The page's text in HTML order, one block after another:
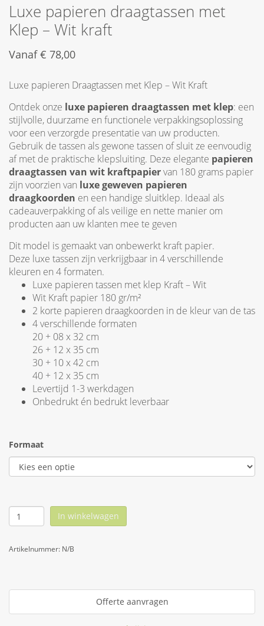
Luxe papieren draagtassen met
Klep – Wit kraft
Vanaf€ 78,00
Luxe papieren Draagtassen met Klep – Wit Kraft
Ontdek onze luxe papieren draagtassen met klep: een
stijlvolle, duurzame en functionele verpakkingsoplossing
voor een verzorgde presentatie van uw producten.
Gebruik de tassen als gewone tassen of sluit ze eenvoudig
af met de praktische klepsluiting. Deze elegante papieren
draagtassen van wit kraftpapiervan 180 grams papier
zijn voorzien van luxe geweven papieren
draagkoorden en een handige sluitklep. Ideaal als
cadeauverpakking of als veilige en nette manier om
producten aan uw klanten mee te geven
Dit model is gemaakt van onbewerkt kraft papier.
Deze luxe tassen zijn verkrijgbaar in 4 verschillende
kleuren en 4 formaten.
Luxe papieren tassen met klep Kraft – Wit
Wit Kraft papier 180 gr/m²
2 korte papieren draagkoorden in de kleur van de tas
4 verschillende formaten
20 + 08 x 32 cm
26 + 12 x 35 cm
30 + 10 x 42 cm
40 + 12 x 35 cm
Levertijd 1-3 werkdagen
Onbedrukt én bedrukt leverbaar
Formaat
In winkelwagen
Artikelnummer: N/B
Offerte aanvragen